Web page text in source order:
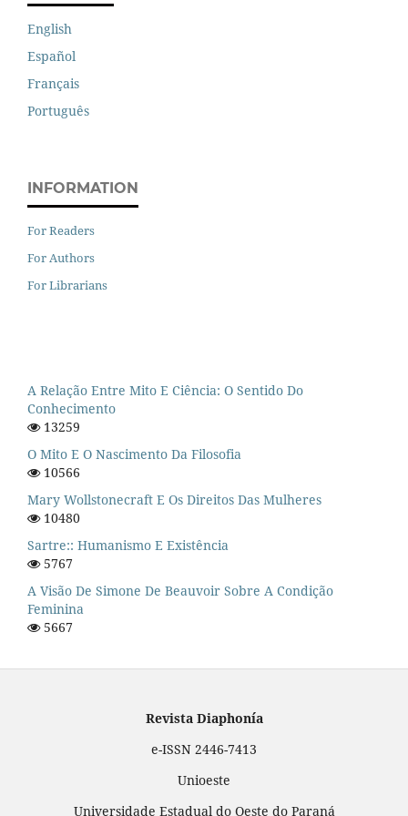
English
Español
Français
Português
INFORMATION
For Readers
For Authors
For Librarians
A Relação Entre Mito E Ciência: O Sentido Do
Conhecimento
13259
O Mito E O Nascimento Da Filosofia
10566
Mary Wollstonecraft E Os Direitos Das Mulheres
10480
Sartre:: Humanismo E Existência
5767
A Visão De Simone De Beauvoir Sobre A Condição
Feminina
5667
Revista Diaphonía
e-ISSN 2446-7413
Unioeste
Universidade Estadual do Oeste do Paraná